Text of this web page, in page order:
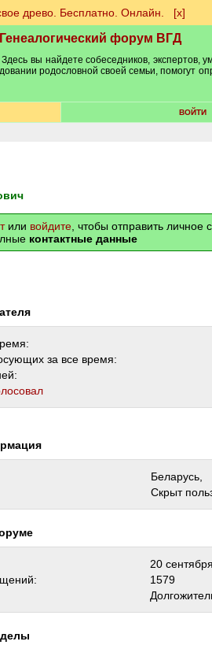
древо. Бесплатно. Онлайн. [х]
Генеалогический форум ВГД
вы найдете собеседников, экспертов,
родословной своей семьи, помогут
ВОЙТИ
или войдите , чтобы отправить
контактные данные
за все время:
Беларусь,
Скрыт
20
1579